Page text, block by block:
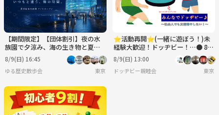
【期間限定】【団体割引】夜の水
族園で夕涼み、海の生き物と夏の
ひんやり時間を楽しもう🐟✨
8/9(日) 16:45
ゆる歴史散歩会 東京
⭐︎活動再開⭐︎(一緒に遊ぼう！)未
経験大歓迎！ドッヂビー！…● 8月
9日(日)13:00〜
8/9(日) 13:00
ドッヂビー親睦会 東京